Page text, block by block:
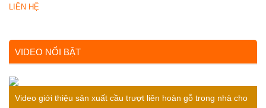
LIÊN HỆ
VIDEO NỔI BẬT
Video giới thiệu sản xuất cầu trượt liên hoàn gỗ trong nhà cho